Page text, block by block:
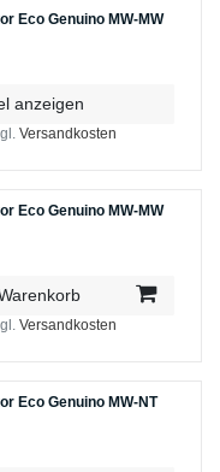
Eco Genuino MW-MW
anzeigen
Versandkosten
Eco Genuino MW-MW
Versandkosten
Eco Genuino MW-NT